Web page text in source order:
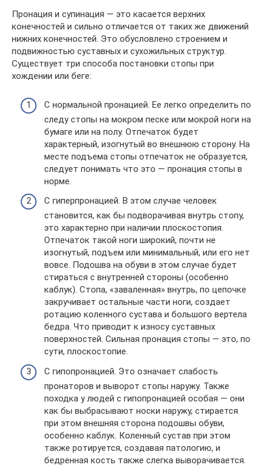
Пронация и супинация — это касается верхних
конечностей и сильно отличается от таких же движений
нижних конечностей. Это обусловлено строением и
подвижностью суставных и сухожильных структур.
Существует три способа постановки стопы при
хождении или беге:
С нормальной пронацией. Ее легко определить по
следу стопы на мокром песке или мокрой ноги на
бумаге или на полу. Отпечаток будет
характерный, изогнутый во внешнюю сторону. На
месте подъема стопы отпечаток не образуется,
следует понимать что это — пронация стопы в
норме.
С гиперпронацией. В этом случае человек
становится, как бы подворачивая внутрь стопу,
это характерно при наличии плоскостопия.
Отпечаток такой ноги широкий, почти не
изогнутый, подъем или минимальный, или его нет
вовсе. Подошва на обуви в этом случае будет
стираться с внутренней стороны (особенно
каблук). Стопа, «заваленная» внутрь, по цепочке
закручивает остальные части ноги, создает
ротацию коленного сустава и большого вертела
бедра. Что приводит к износу суставных
поверхностей. Сильная пронация стопы — это, по
сути, плоскостопие.
С гипопронацией. Это означает слабость
пронаторов и выворот стопы наружу. Также
походка у людей с гипопронацией особая — они
как бы выбрасывают носки наружу, стирается
при этом внешняя сторона подошвы обуви,
особенно каблук. Коленный сустав при этом
также ротируется, создавая патологию, и
бедренная кость также слегка выворачивается.